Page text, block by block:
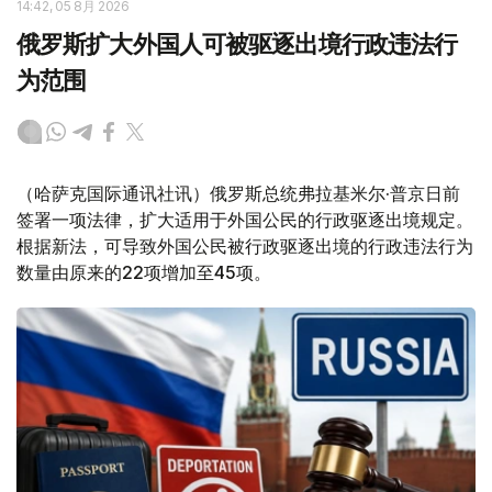
14:42, 05 8月 2026
俄罗斯扩大外国人可被驱逐出境行政违法行
为范围
（哈萨克国际通讯社讯）俄罗斯总统弗拉基米尔·普京日前
签署一项法律，扩大适用于外国公民的行政驱逐出境规定。
根据新法，可导致外国公民被行政驱逐出境的行政违法行为
数量由原来的22项增加至45项。